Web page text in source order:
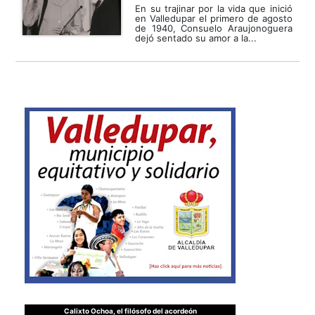
En su trajinar por la vida que inició
en Valledupar el primero de agosto
de 1940, Consuelo Araujonoguera
dejó sentado su amor a la...
Calixto Ochoa, el filósofo del acordeón